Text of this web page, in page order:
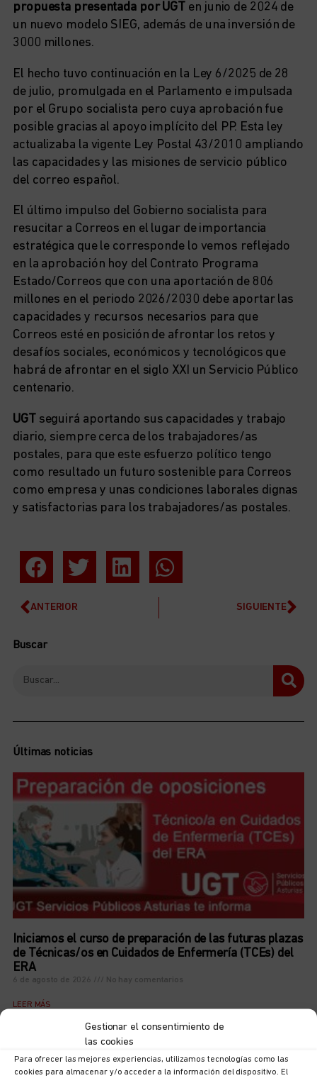
Gestionar el consentimiento de
las cookies
Para ofrecer las mejores experiencias, utilizamos tecnologías como las
cookies para almacenar y/o acceder a la información del dispositivo. El
propuesta presentada por UGT en junio de 2024 de
un nuevo modelo SIEG, además de una inversión de
3000 millones.
El hecho tuvo continuación en la Ley 6/2025 de 28
de julio, promulgada en el Parlamento e impulsada
por el Grupo socialista pero cuya aprobación fue
posible gracias al apoyo implícito del PP. Esta ley
actualizaba la vigente Ley Postal 43/2010 ampliando
las capacidades y las misiones de servicio público
del correo español.
El último impulso del Gobierno socialista para
resucitar a Correos en el lugar de importancia
estratégica que le corresponde lo vemos reflejado
en la aprobación hoy del Contrato Programa
Estado/Correos que con una aportación de 806
millones en el periodo 2026/2030 debe aportar las
capacidades y recursos necesarios para que
Correos esté en posición de afrontar los retos y
desafíos sociales, económicos y tecnológicos que
habrá de afrontar en el siglo XXI un Servicio Público
centenario.
UGT seguirá aportando sus capacidades y trabajo
diario, siempre cerca de los trabajadores/as
postales, para que este esfuerzo político tengo
como resultado un futuro sostenible para Correos
como empresa y unas condiciones laborales dignas
y satisfactorias para los trabajadores/as postales.
ANTERIOR SIGUIENTE
Buscar
Últimas noticias
Iniciamos el curso de preparación de las futuras plazas
de Técnicas/os en Cuidados de Enfermería (TCEs) del
ERA
6 de agosto de 2026 No hay comentarios
LEER MÁS